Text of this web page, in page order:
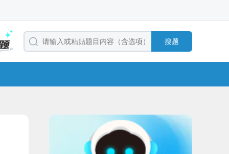
搜题